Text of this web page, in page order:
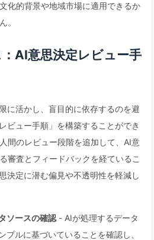
化的背景や地域市場に適用できるか
。
AI意思決定レビュー手
に活かし、盲目的に依存するのを避
ビュー手順」を構築することができ
間のレビュー段階を追加して、AI意
審査とフィードバックを経ているこ
決定に潜む偏見や不透明性を軽減し
ソースの確認 - AIが処理するデータ
プルに基づいていることを確認し、